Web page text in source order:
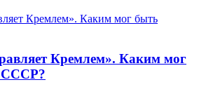
Кремлем». Каким мог
СССР?